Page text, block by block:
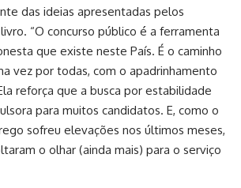
das ideias apresentadas pelos
“O concurso público é a ferramenta
que existe neste País. É o caminho
vez por todas, com o apadrinhamento
reforça que a busca por estabilidade
para muitos candidatos. E, como o
sofreu elevações nos últimos meses,
o olhar (ainda mais) para o serviço